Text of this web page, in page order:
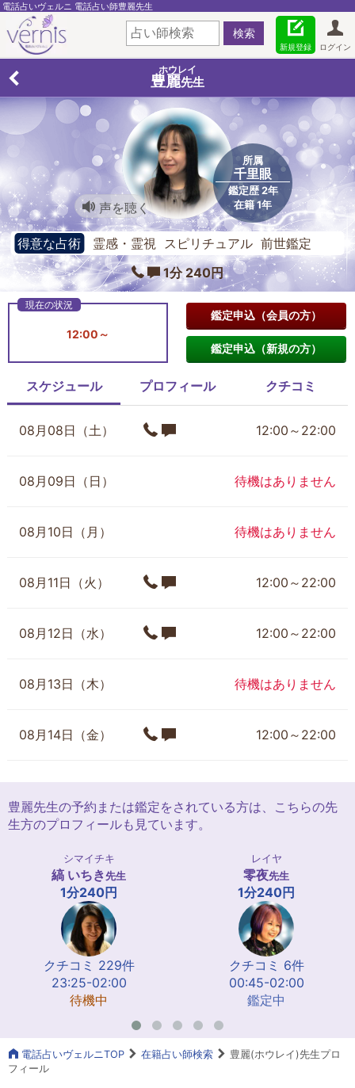
電話占いヴェルニ 電話占い師豊麗先生
ログイン
新規登録
ホウレイ
豊麗先生
所属
千里眼
鑑定歴 2年
在籍 1年
声を聴く
得意な占術
霊感・霊視 スピリチュアル 前世鑑定
1分 240円
12:00～
鑑定申込（会員の方）
鑑定申込（新規の方）
スケジュール プロフィール クチコミ
08月08日（土） 12:00～22:00
08月09日（日） 待機はありません
08月10日（月） 待機はありません
08月11日（火） 12:00～22:00
08月12日（水） 12:00～22:00
08月13日（木） 待機はありません
08月14日（金） 12:00～22:00
豊麗先生の予約または鑑定をされている方は、こちらの先
生方のプロフィールも見ています。
シマイチキ
縞 いちき先生
1分240円
クチコミ 229件
23:25-02:00
待機中
レイヤ
零夜先生
1分240円
クチコミ 6件
00:45-02:00
鑑定中
電話占いヴェルニTOP 在籍占い師検索
豊麗(ホウレイ)先生プロ
フィール